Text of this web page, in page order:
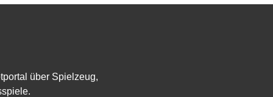
über Spielzeug,